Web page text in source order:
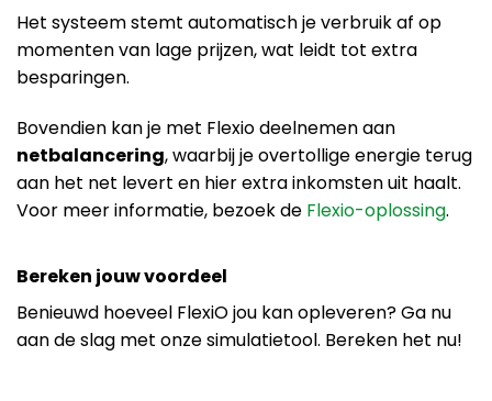
Het systeem stemt automatisch je verbruik af op
momenten van lage prijzen, wat leidt tot extra
besparingen.
Bovendien kan je met Flexio deelnemen aan
netbalancering, waarbij je overtollige energie terug
aan het net levert en hier extra inkomsten uit haalt.
Voor meer informatie, bezoek de Flexio-oplossing.
Bereken jouw voordeel
Benieuwd hoeveel FlexiO jou kan opleveren? Ga nu
aan de slag met onze simulatietool. Bereken het nu!